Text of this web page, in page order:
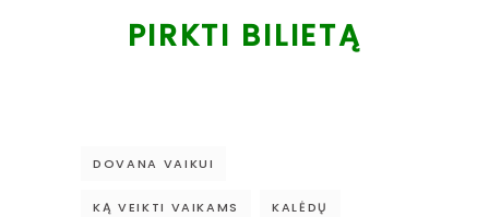
PIRKTI BILIETĄ
DOVANA VAIKUI
KĄ VEIKTI VAIKAMS KALĖDŲ